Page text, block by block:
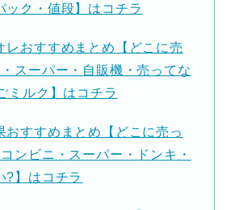
ック・値段】はコチラ
レおすすめまとめ【どこに売
スーパー・自販機・売ってな
ミルク】はコチラ
おすすめまとめ【どこに売っ
ンビニ・スーパー・ドンキ・
?】はコチラ